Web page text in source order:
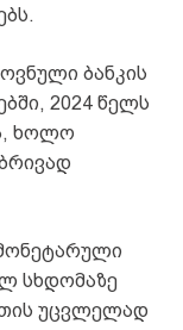
ბანკის
2024 წელს
ხოლო
სხდომაზე
უცვლელად